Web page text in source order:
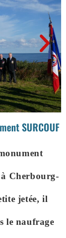
SURCOUF
Cherbourg-
jetée, il
le naufrage